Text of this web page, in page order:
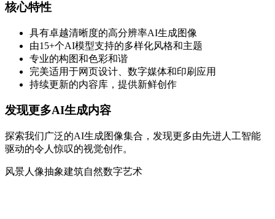
核心特性
具有卓越清晰度的高分辨率AI生成图像
由15+个AI模型支持的多样化风格和主题
专业的构图和色彩和谐
完美适用于网页设计、数字媒体和印刷应用
持续更新的内容库，提供新鲜创作
发现更多AI生成内容
探索我们广泛的AI生成图像集合，发现更多由先进人工智能
驱动的令人惊叹的视觉创作。
风景人像抽象建筑自然数字艺术